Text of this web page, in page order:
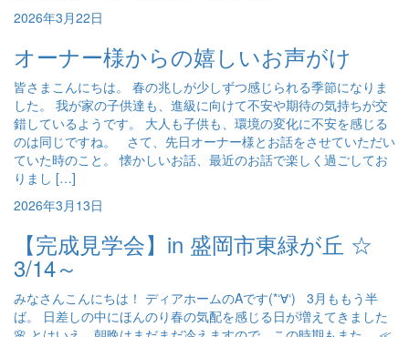
2026年3月22日
オーナー様からの嬉しいお声がけ
皆さまこんにちは。 春の兆しが少しずつ感じられる季節になりま
した。 我が家の子供達も、進級に向けて不安や期待の気持ちが交
錯しているようです。 大人も子供も、環境の変化に不安を感じる
のは同じですね。 さて、先日オーナー様とお話をさせていただい
ていた時のこと。 懐かしいお話、最近のお話で楽しく過ごしてお
りまし […]
2026年3月13日
【完成見学会】in 盛岡市東緑が丘 ☆
3/14～
みなさんこんにちは！ ディアホームのAです(*‘∀‘) 3月ももう半
ば。 日差しの中にほんのり春の気配を感じる日が増えてきました